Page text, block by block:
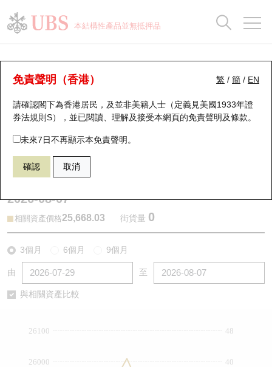
本結構性產品並無抵押品
繁 / 簡 / EN
免責聲明（香港）
請確認閣下為香港居民，及並非美籍人士（定義見美國1933年證
券法規則S），並已閱讀、理解及接受本網頁的免責聲明及條款。
未來7日不再顯示本免責聲明。
確認 取消
牛熊證分析儀
表現 街貨統計 比較
67438 瑞銀牛證 HSI 恒生指數
2026-08-07
相關資產價格25,668.03 街貨量 0
3個月 6個月 9個月
由 至
與相關資產比較
40
48
26000
26100
瑞銀認股證一覽
新發行瑞銀認股證
即將到期認股證
認股證到期結算價查詢
認股證分析儀
認股證/牛熊證日誌
街貨統計
比較
牛熊全景快搜
牛熊證搜尋
牛熊證街貨分佈圖
正股牛熊證列表
新發行瑞銀牛熊證
牛熊證到期結算價查詢
街貨統計
比較
十大升幅/跌幅
十大認股證成交分佈
十天股證佔大市成交
資金流
街貨統計
正股分析儀
二十大活躍股份
恒指成份股
國指成份股
科指成份股
中資ETFs溢價比較
持股比重
顯示所有持股比重
每月輪證大市專題
輪證專欄
講座及教育短片
認股證投資者教育
牛熊證投資者教育